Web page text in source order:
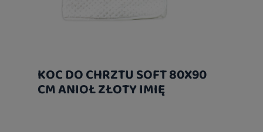
KOC DO CHRZTU SOFT 80X90
CM ANIOŁ ZŁOTY IMIĘ